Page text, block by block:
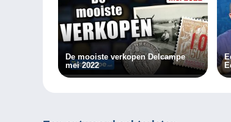
De mooiste verkopen Delcampe
mei 2022